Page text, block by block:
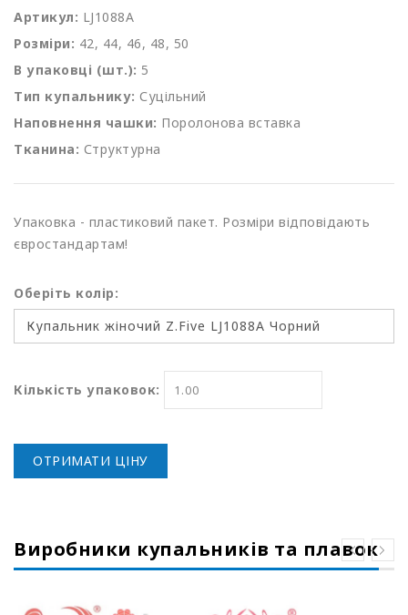
Артикул: LJ1088A
Розміри: 42, 44, 46, 48, 50
В упаковці (шт.): 5
Тип купальнику: Суцільний
Наповнення чашки: Поролонова вставка
Тканина: Структурна
Упаковка - пластиковий пакет. Розміри відповідають
євростандартам!
Оберіть колір:
Кількість упаковок:
ОТРИМАТИ ЦІНУ
Виробники купальників та плавок